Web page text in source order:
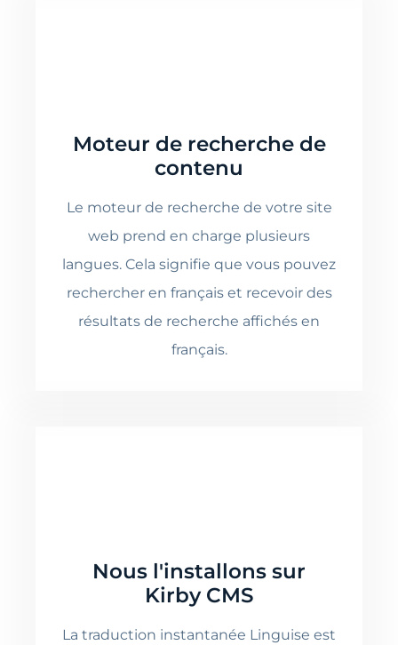
Moteur de recherche de
contenu
Le moteur de recherche de votre site
web prend en charge plusieurs
langues. Cela signifie que vous pouvez
rechercher en français et recevoir des
résultats de recherche affichés en
français.
Nous l'installons sur
Kirby CMS
La traduction instantanée Linguise est